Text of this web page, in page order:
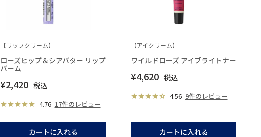
【リップクリーム】
ローズヒップ＆シアバター リップ
バーム
¥2,420 税込
4.76 17件のレビュー
カートに入れる
【アイクリーム】
ワイルドローズ アイブライトナー
¥4,620 税込
4.56 9件のレビュー
カートに入れる